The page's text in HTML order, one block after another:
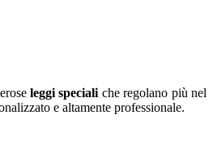
leggi speciali che regolano più nel
e altamente professionale.